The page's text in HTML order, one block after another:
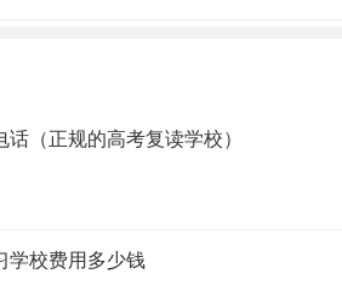
（正规的高考复读学校）
学校费用多少钱